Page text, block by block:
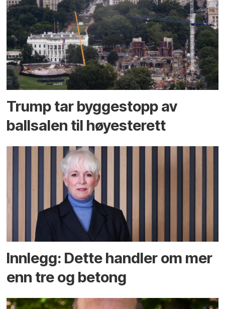
Trump tar byggestopp av
ballsalen til høyesterett
Innlegg: Dette handler om mer
enn tre og betong